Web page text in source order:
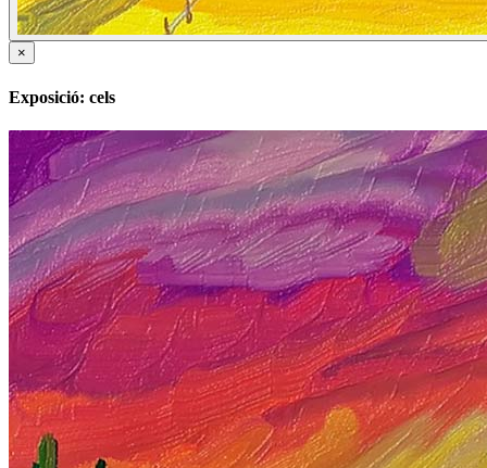
×
Exposició: cels